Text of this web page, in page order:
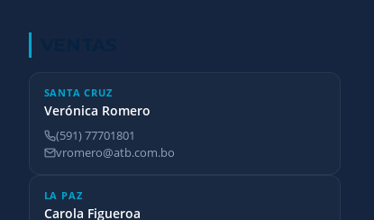
SANTA CRUZ
Verónica Romero
(591) 77701801
vromero@atb.com.bo
LA PAZ
Carola Figueroa